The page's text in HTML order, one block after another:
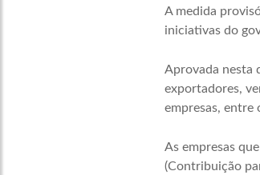
A medida
iniciativas do
Aprovada nesta
exportadores,
empresas, entre
As empresas
(Contribuição